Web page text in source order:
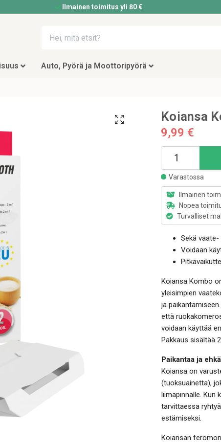
Ilmainen toimitus yli 80 €
Auto, Pyörä ja Moottoripyörä
Koiansa
9,99 €
Varastossa
Ilmainen
Nopea
Turvalliset
Sekä
Voidaan
Koiansa Kombo
yleisimpien
ja
että
voidaan käyttää
Pakkaus sisältää
Paikantaa ja
Koiansa on
(tuoksuainetta),
liimapinnalle. Kun
tarvittaessa
estämiseksi.
Koiansan